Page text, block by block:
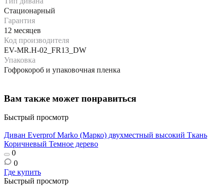
Стационарный
Гарантия
12 месяцев
Код производителя
EV-MR.H-02_FR13_DW
Упаковка
Гофрокороб и упаковочная пленка
Вам также может понравиться
Быстрый просмотр
Диван Everprof Marko (Марко) двухместный высокий Ткань
Коричневый Темное дерево
0
0
Где купить
Быстрый просмотр